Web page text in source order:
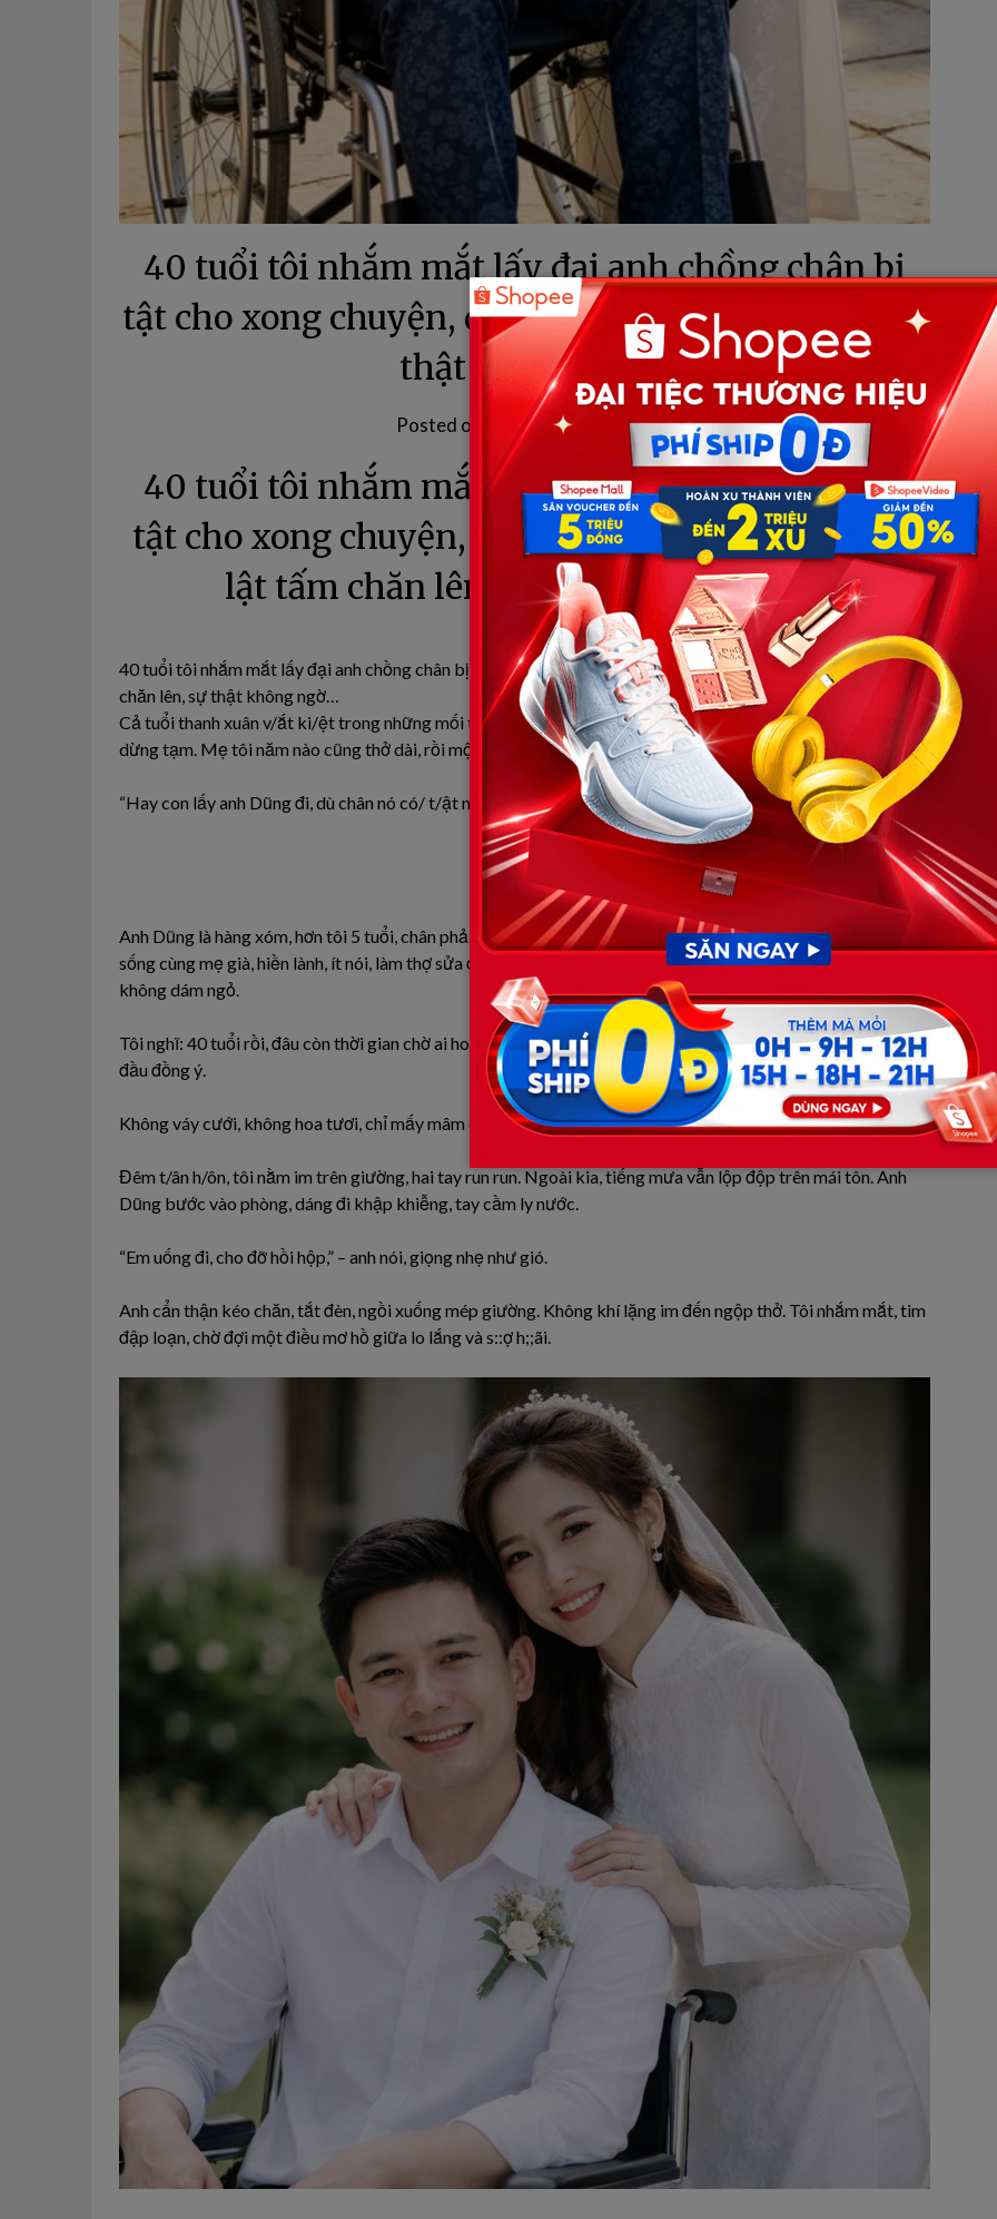
40 tuổi tôi nhắm mắt lấy đại anh chồng chân bị
tật cho xong chuyện, đêm tân hôn tôi phát hiện sự
thật không ngờ
Posted on 16/05/2026 BTV
40 tuổi tôi nhắm mắt lấy đại anh chồng chân bị
tật cho xong chuyện, đêm tân hôn tôi run rẩy khi
lật tấm chăn lên, sự thật không ngờ…
40 tuổi tôi nhắm mắt lấy đại anh chồng chân bị tật cho xong chuyện, đêm tân hôn tôi run rẩy khi lật tấm
chăn lên, sự thật không ngờ…
Cả tuổi thanh xuân v/ắt ki/ệt trong những mối tình dở dang, người thì p/hản b//ội, kẻ lại xem tôi như trạm
dừng tạm. Mẹ tôi năm nào cũng thở dài, rồi một ngày nói như van nài:
“Hay con lấy anh Dũng đi, dù chân nó có/ t/ật nhưng tính tình hiền, thương con thật lòng.”
Anh Dũng là hàng xóm, hơn tôi 5 tuổi, chân phải bị t//ật nhẹ sau một vụ TN năm 17 tuổi, đi cà nhắc. Anh
sống cùng mẹ già, hiền lành, ít nói, làm thợ sửa điện tử ở nhà. Mọi người bảo anh thương tôi đã lâu nhưng
không dám ngỏ.
Tôi nghĩ: 40 tuổi rồi, đâu còn thời gian chờ ai hoàn hảo nữa. Thế là, trong một buổi chiều buồn mưa, tôi gật
đầu đồng ý.
Không váy cưới, không hoa tươi, chỉ mấy mâm cơm giản dị.
Đêm t/ân h/ôn, tôi nằm im trên giường, hai tay run run. Ngoài kia, tiếng mưa vẫn lộp độp trên mái tôn. Anh
Dũng bước vào phòng, dáng đi khập khiễng, tay cầm ly nước.
“Em uống đi, cho đỡ hồi hộp,” – anh nói, giọng nhẹ như gió.
Anh cẩn thận kéo chăn, tắt đèn, ngồi xuống mép giường. Không khí lặng im đến ngộp thở. Tôi nhắm mắt, tim
đập loạn, chờ đợi một điều mơ hồ giữa lo lắng và s::ợ h;;ãi.